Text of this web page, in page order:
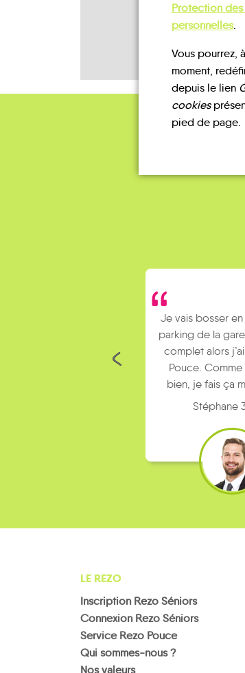
Je vais bosser en
parking de la
complet alors
Pouce.
bien, je fais ça
Stéphane
LE REZO
Inscription Rezo Séniors
Connexion Rezo Séniors
Service Rezo Pouce
Qui sommes-nous ?
Nos valeurs
Protection
personnelles.
Vous pourrez,
moment,
depuis le lien
cookies
pied de page.